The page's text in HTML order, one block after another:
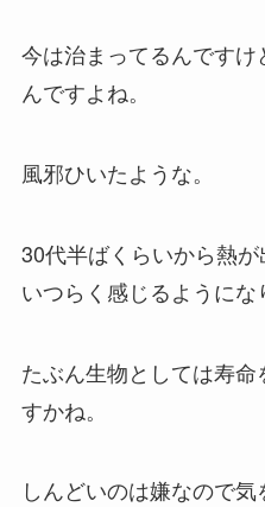
今は治まってるんです
んですよね。
風邪ひいたような。
30代半ばくらいから熱
いつらく感じるようにな
たぶん生物としては寿
すかね。
しんどいのは嫌なので気